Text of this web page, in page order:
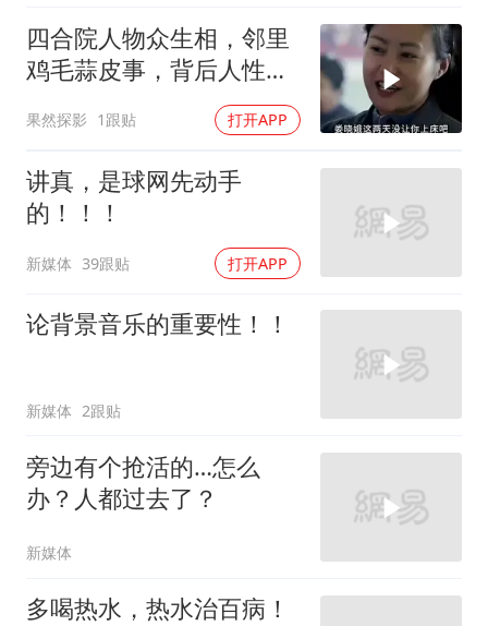
四合院人物众生相，邻里
鸡毛蒜皮事，背后人性大
果然探影 1跟贴 打开APP
讲真，是球网先动手
的！！！
新媒体 39跟贴 打开APP
论背景音乐的重要性！！
新媒体 2跟贴
旁边有个抢活的…怎么
办？人都过去了？
新媒体
多喝热水，热水治百病！